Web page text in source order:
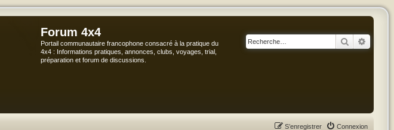
Forum 4x4
Portail communautaire francophone consacré à la pratique du
4x4 : Informations pratiques, annonces, clubs, voyages, trial,
préparation et forum de discussions.
Rechercher
Connexion
S’enregistrer